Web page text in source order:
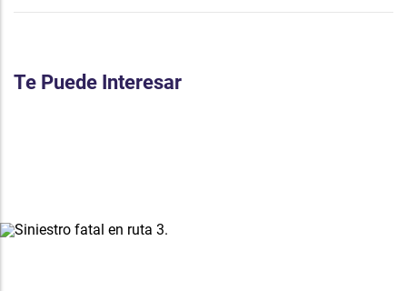
Te Puede Interesar